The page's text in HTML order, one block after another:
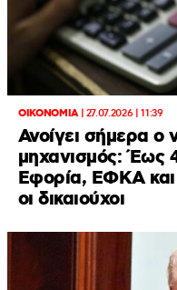
ΟΙΚΟΝΟΜΙΑ| 27.07.2026 | 11:39
Ανοίγει σήμερα ο
μηχανισμός: Έως
Εφορία, ΕΦΚΑ και
οι δικαιούχοι